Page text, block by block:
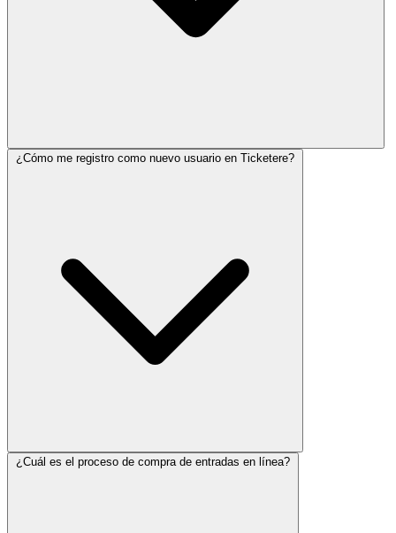
¿Cómo me registro como nuevo usuario en Ticketere?
¿Cuál es el proceso de compra de entradas en línea?